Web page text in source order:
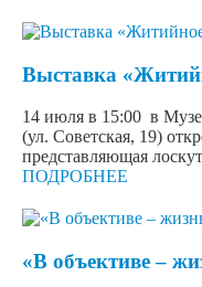
Выставка
14 июля в 15:00 в
(ул. Советская, 19)
представляющая
ПОДРОБНЕЕ
«В объективе –